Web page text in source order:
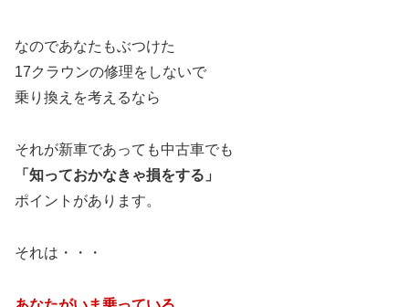
なのであなたもぶつけた
17クラウンの修理をしないで
乗り換えを考えるなら
それが新車であっても中古車でも
「知っておかなきゃ損をする」
ポイントがあります。
それは・・・